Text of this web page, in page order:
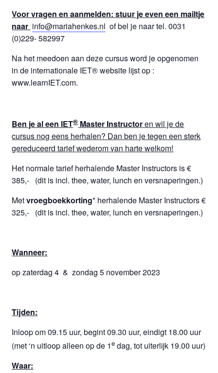
Voor vragen en aanmelden: stuur je even een mailtje
naar info@mariahenkes.nl of bel je naar tel. 0031
(0)229- 582997
Na het meedoen aan deze cursus word je opgenomen
in de internationale IET® website lijst op :
www.learnIET.com.
Ben je al een IET®Master Instructoren wil je de
cursus nog eens herhalen? Dan ben je tegen een sterk
gereduceerd tarief wederom van harte welkom!
Het normale tarief herhalende Master Instructors is €
385,- (dit is incl. thee, water, lunch en versnaperingen.)
Metvroegboekkorting* herhalende Master Instructors €
325,- (dit is incl. thee, water, lunch en versnaperingen.)
Wanneer:
op zaterdag 4 & zondag 5 november 2023
Tijden:
Inloop om 09.15 uur, begint 09.30 uur, eindigt 18.00 uur
(met ‘n uitloop alleen op de 1e dag, tot uiterlijk 19.00 uur)
Waar: